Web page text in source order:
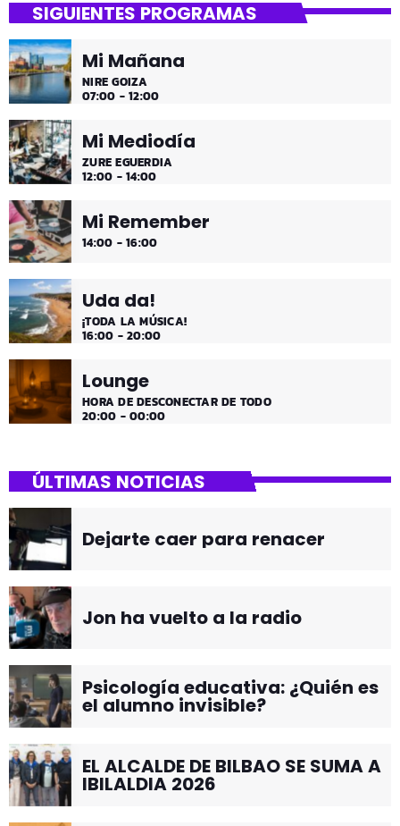
SIGUIENTES PROGRAMAS
Mi Mañana
NIRE GOIZA
07:00 - 12:00
Mi Mediodía
ZURE EGUERDIA
12:00 - 14:00
Mi Remember
14:00 - 16:00
Uda da!
¡TODA LA MÚSICA!
16:00 - 20:00
Lounge
HORA DE DESCONECTAR DE TODO
20:00 - 00:00
ÚLTIMAS NOTICIAS
Dejarte caer para renacer
Jon ha vuelto a la radio
Psicología educativa: ¿Quién es
el alumno invisible?
EL ALCALDE DE BILBAO SE SUMA A
IBILALDIA 2026